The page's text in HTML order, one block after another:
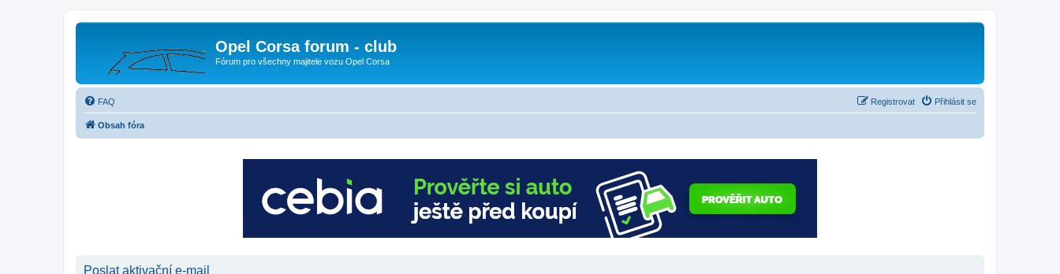
Opel Corsa forum - club
Fórum pro všechny majitele vozu Opel Corsa
FAQ Přihlásit se
Registrovat
Obsah fóra
Poslat aktivační e-mail